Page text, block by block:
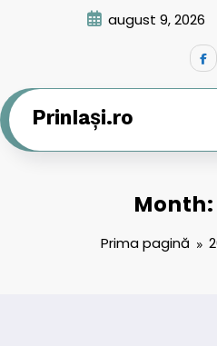
august 9, 2026
PrinIași.ro
Month:
Prima pagină